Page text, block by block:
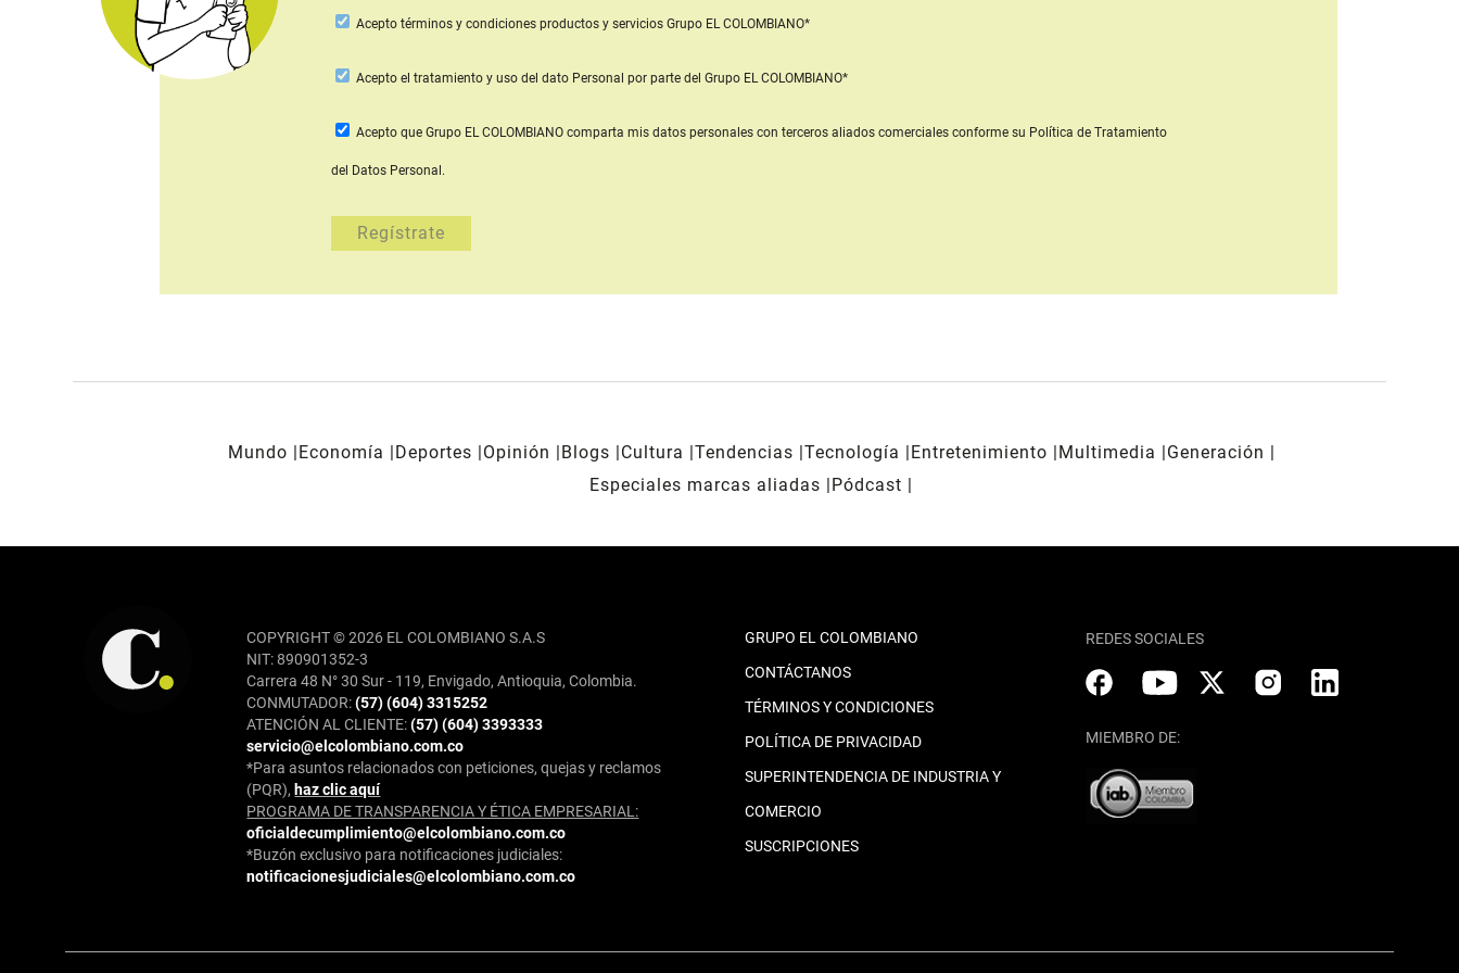
Acepto términos y condiciones productos y servicios Grupo EL COLOMBIANO*
Aceptoel tratamiento y uso del dato Personal por parte del Grupo EL COLOMBIANO*
Acepto que Grupo EL COLOMBIANO comparta mis datos personales con terceros aliados comercialesconforme su Política de Tratamiento
del Datos Personal.
Mundo Economía Deportes Opinión Blogs Cultura Tendencias Tecnología Entretenimiento Multimedia
Generación
Especiales marcas aliadas
Pódcast
COPYRIGHT © 2026 EL COLOMBIANO S.A.S
NIT: 890901352-3
Carrera 48 N° 30 Sur - 119, Envigado, Antioquia, Colombia.
CONMUTADOR:(57) (604) 3315252
ATENCIÓN AL CLIENTE:(57) (604) 3393333
servicio@elcolombiano.com.co
*Para asuntos relacionados con peticiones, quejas y reclamos
(PQR), haz clic aquí
PROGRAMA DE TRANSPARENCIA Y ÉTICA EMPRESARIAL:
oficialdecumplimiento@elcolombiano.com.co
*Buzón exclusivo para notificaciones judiciales:
notificacionesjudiciales@elcolombiano.com.co
GRUPO EL COLOMBIANO
CONTÁCTANOS
TÉRMINOS Y CONDICIONES
POLÍTICA DE PRIVACIDAD
SUPERINTENDENCIA DE INDUSTRIA Y
COMERCIO
SUSCRIPCIONES
REDES SOCIALES
MIEMBRO DE: